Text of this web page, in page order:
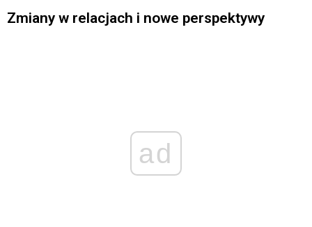
Zmiany w relacjach i nowe perspektywy
ad